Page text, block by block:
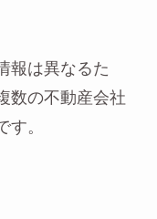
報は異なるた
数の不動産会社
す。